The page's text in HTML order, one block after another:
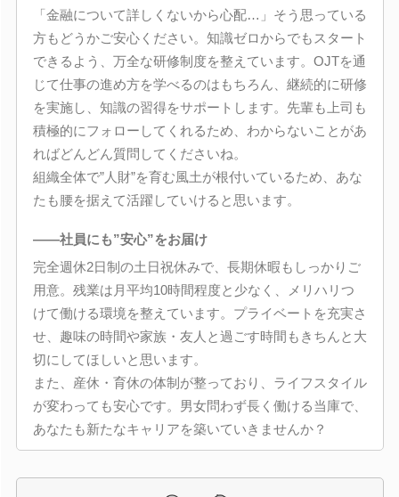
「金融について詳しくないから心配…」そう思っている
方もどうかご安心ください。知識ゼロからでもスタート
できるよう、万全な研修制度を整えています。OJTを通
じて仕事の進め方を学べるのはもちろん、継続的に研修
を実施し、知識の習得をサポートします。先輩も上司も
積極的にフォローしてくれるため、わからないことがあ
ればどんどん質問してくださいね。
組織全体で”人財”を育む風土が根付いているため、あな
たも腰を据えて活躍していけると思います。
――社員にも”安心”をお届け
完全週休2日制の土日祝休みで、長期休暇もしっかりご
用意。残業は月平均10時間程度と少なく、メリハリつ
けて働ける環境を整えています。プライベートを充実さ
せ、趣味の時間や家族・友人と過ごす時間もきちんと大
切にしてほしいと思います。
また、産休・育休の体制が整っており、ライフスタイル
が変わっても安心です。男女問わず長く働ける当庫で、
あなたも新たなキャリアを築いていきませんか？